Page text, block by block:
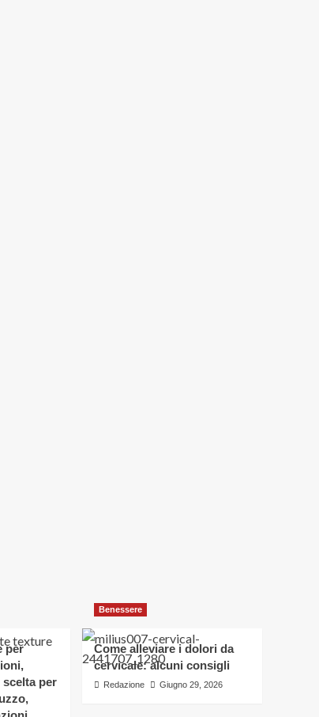
per
per
Benessere
Come alleviare i dolori da
cervicale: alcuni consigli
Redazione Giugno 29, 2026